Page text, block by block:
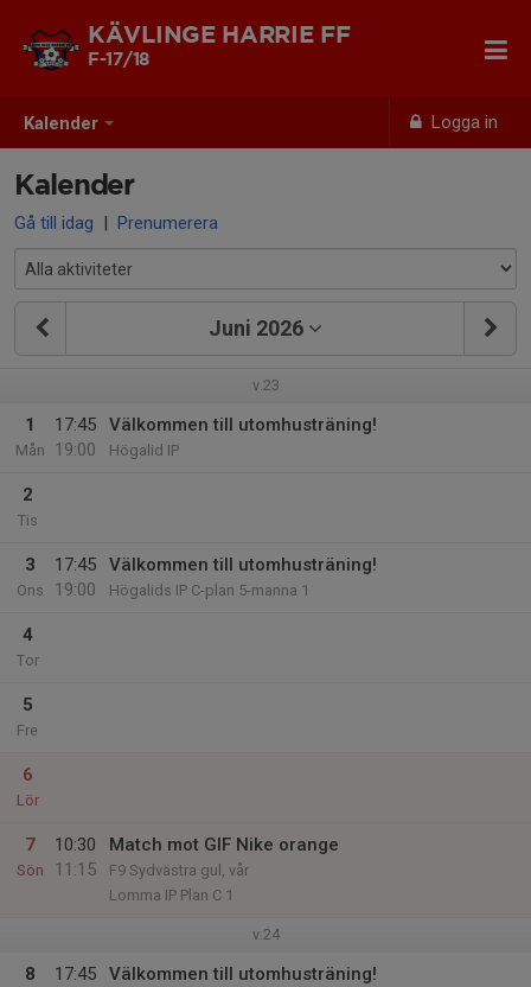
Kalender Logga in
KÄVLINGE HARRIE FF
F-17/18
Kalender
Gå till idag | Prenumerera
Juni 2026
v.23
1
Mån
17:45
19:00
Välkommen till utomhusträning!
Högalid IP
2
Tis
3
Ons
17:45
19:00
Välkommen till utomhusträning!
Högalids IP C-plan 5-manna 1
4
Tor
5
Fre
6
Lör
7
Sön
10:30
11:15
Match mot GIF Nike orange
F9 Sydvästra gul, vår
Lomma IP Plan C 1
v.24
8
17:45
Välkommen till utomhusträning!